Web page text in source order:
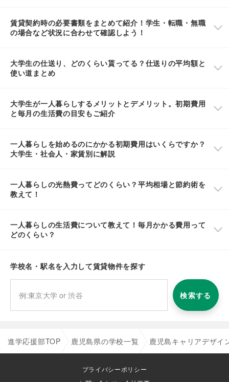
賃貸契約時の必要書類をまとめて紹介！学生・転職・無職
の場合など状況に合わせて確認しよう！
大学生の仕送り、どのくらい貰ってる？仕送りの平均額と
使い道まとめ
大学生が一人暮らしするメリットとデメリット。初期費用
と毎月の生活費の目安もご紹介
一人暮らしを始めるのにかかる初期費用はいくらですか？
大学生・社会人・家賃別に解説
一人暮らしの光熱費ってどのくらい？平均相場と節約術を
教えて！
一人暮らしの生活費について教えて！毎月かかる費用って
どのくらい？
学校名・駅名を入力して賃貸物件を探す
検索する
進学応援部TOP 鹿児島県の学校一覧 鹿児島キャリアデザイ
プライバシーポリシー